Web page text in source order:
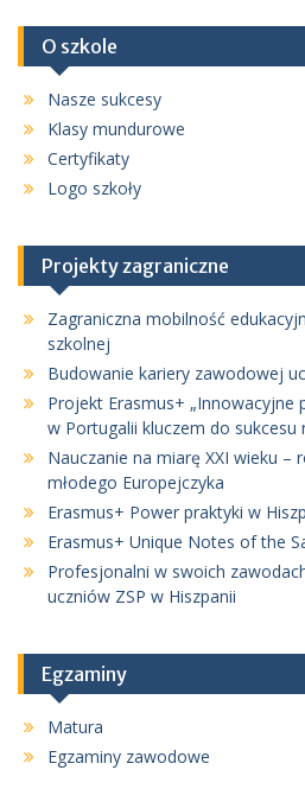
O szkole
Nasze sukcesy
Klasy mundurowe
Certyfikaty
Logo szkoły
Projekty zagraniczne
Zagraniczna mobilność
szkolnej
Budowanie kariery zawodowej
Projekt Erasmus+ „Innowacyjne
w Portugalii kluczem do
Nauczanie na miarę XXI wieku –
młodego Europejczyka
Erasmus+ Power praktyki w
Erasmus+ Unique Notes of the
Profesjonalni w swoich
uczniów ZSP w Hiszpanii
Egzaminy
Matura
Egzaminy zawodowe